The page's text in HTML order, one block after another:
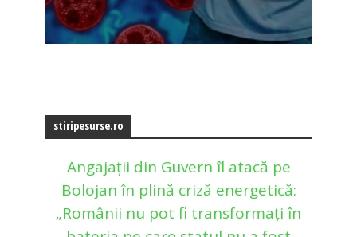
stiripesurse.ro
Angajații din Guvern îl atacă pe
Bolojan în plină criză energetică:
„Românii nu pot fi transformați în